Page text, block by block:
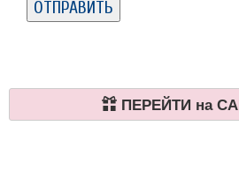
ПЕРЕЙТИ на